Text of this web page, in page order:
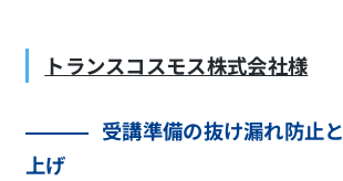
トランスコスモス株式会社様
受講準備の抜け漏れ防止
上げ